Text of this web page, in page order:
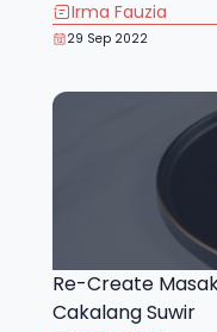
Irma Fauzia
29 Sep 2022
Re-Create
Cakalang Suwir